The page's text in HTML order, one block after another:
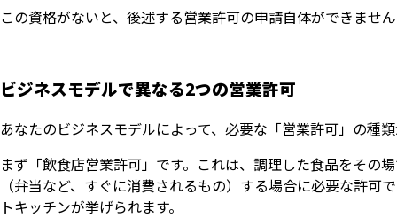
この資格がないと、後述する営業許可の申請自体ができませ
ビジネスモデルで異なる2つの営業許可
あなたのビジネスモデルによって、必要な「営業許可」の種
まず「飲食店営業許可」です。これは、調理した食品をその
（弁当など、すぐに消費されるもの）する場合に必要な許
トキッチンが挙げられます。